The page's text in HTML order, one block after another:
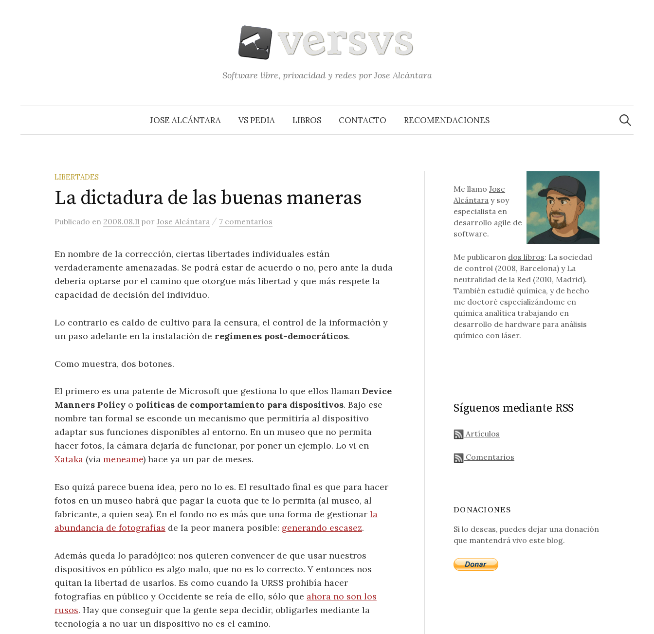
Software libre, privacidad y redes por Jose Alcántara
JOSE ALCÁNTARA VS PEDIA LIBROS CONTACTO RECOMENDACIONES
Buscar:
LIBERTADES
La dictadura de las buenas maneras
Publicado en 2008.08.11 por Jose Alcántara / 7 comentarios
En nombre de la corrección, ciertas libertades individuales están
verdaderamente amenazadas. Se podrá estar de acuerdo o no, pero ante la duda
debería optarse por el camino que otorgue más libertad y que más respete la
capacidad de decisión del individuo.
Lo contrario es caldo de cultivo para la censura, el control de la información y
un paso adelante en la instalación de regímenes post-democráticos.
Como muestra, dos botones.
El primero es una patente de Microsoft que gestiona lo que ellos llaman Device
Manners Policy o políticas de comportamiento para dispositivos. Bajo ese
nombre tan formal se esconde un mecanismo que permitiría al dispositivo
adaptar sus funciones disponibles al entorno. En un museo que no permita
hacer fotos, la cámara dejaría de funcionar, por poner un ejemplo. Lo vi en
Xataka (via meneame) hace ya un par de meses.
Eso quizá parece buena idea, pero no lo es. El resultado final es que para hacer
fotos en un museo habrá que pagar la cuota que te lo permita (al museo, al
fabricante, a quien sea). En el fondo no es más que una forma de gestionar la
abundancia de fotografías de la peor manera posible: generando escasez.
Además queda lo paradójico: nos quieren convencer de que usar nuestros
dispositivos en público es algo malo, que no es lo correcto. Y entonces nos
quitan la libertad de usarlos. Es como cuando la URSS prohibía hacer
fotografías en público y Occidente se reía de ello, sólo que ahora no son los
rusos. Hay que conseguir que la gente sepa decidir, obligarles mediante la
tecnología a no uar un dispositivo no es el camino.
Me llamoJose
Alcántara y soy
especialista en
desarrollo agile de
software.
Me publicaron dos libros: La sociedad
de control (2008, Barcelona) y La
neutralidad de la Red (2010, Madrid).
También estudié química, y de hecho
me doctoré especializándome en
química analítica trabajando en
desarrollo de hardware para análisis
químico con láser.
Síguenos mediante RSS
Artículos
Comentarios
DONACIONES
Si lo deseas, puedes dejar una donación
que mantendrá vivo este blog.